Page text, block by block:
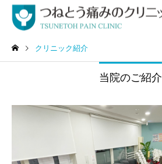
クリニック紹介
当院のご紹介